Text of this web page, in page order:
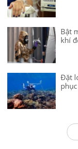
Bật
khí
Đặt